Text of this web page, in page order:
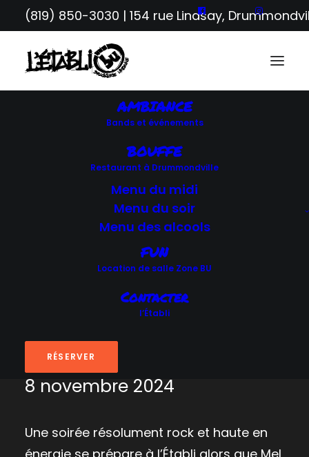
(819) 850-3030 | 154 rue Lindsay,
AMBIANCE
Bands et événements
BOUFFE
Restaurant à Drummondville
Menu du midi
Menu du soir
Menu des alcools
FUN
Location de salle Zone BU
Contacter
l’Établi
RÉSERVER
RETOUR AUX ÉVÉNEMENTS
Mel Martin Band
8 novembre 2024
Une soirée résolument rock et haute en